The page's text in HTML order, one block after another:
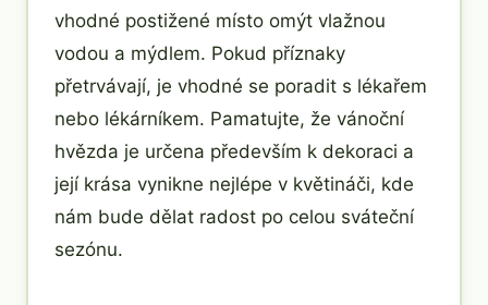
vhodné postižené místo omýt vlažnou
vodou a mýdlem. Pokud příznaky
přetrvávají, je vhodné se poradit s lékařem
nebo lékárníkem. Pamatujte, že vánoční
hvězda je určena především k dekoraci a
její krása vynikne nejlépe v květináči, kde
nám bude dělat radost po celou sváteční
sezónu.